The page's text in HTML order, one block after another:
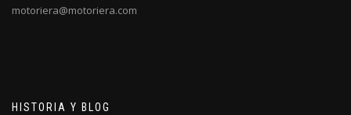
motoriera@motoriera.com
HISTORIA Y BLOG